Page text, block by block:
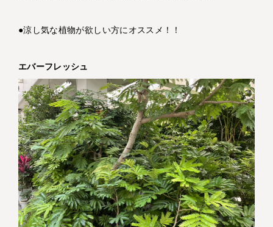
●涼し気な植物が欲しい方にオススメ！！
エバーフレッシュ